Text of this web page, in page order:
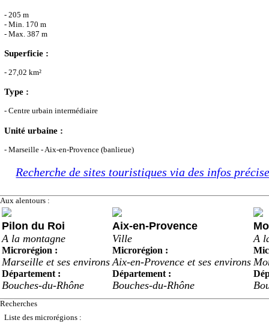
- 205 m
- Min. 170 m
- Max. 387 m
Superficie :
- 27,02 km²
Type :
- Centre urbain intermédiaire
Unité urbaine :
- Marseille - Aix-en-Provence (banlieue)
Recherche de sites touristiques via des infos
Aux alentours :
Pilon du Roi
A la montagne
Microrégion :
Marseille et ses environs
Département :
Bouches-du-Rhône
Aix-en-Provence
Ville
Microrégion :
Aix-en-Provence et ses environs
Département :
Bouches-du-Rhône
A
Recherches
Liste des microrégions :